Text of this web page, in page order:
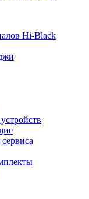
Hi-Black